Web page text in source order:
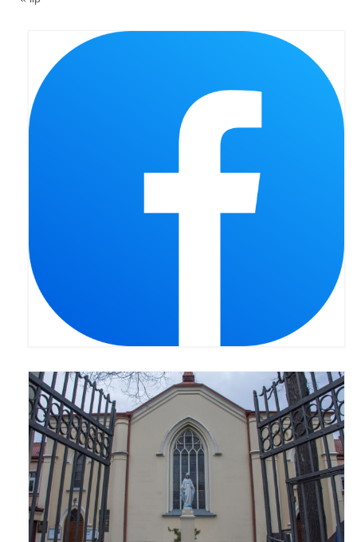
Uroczystość Św. Jakuba Ap 2019
Imieniny Ks Kanonika
Droga Krzyżowa w parafii św. Jakuba
Imieniny Ks. Proboszcza 2019
Narodowy Dzień Pamięci “Żołnierzy
Wyklętych” 2019
Pielęgnacja drzew
Nasza parafia z lotu ptaka